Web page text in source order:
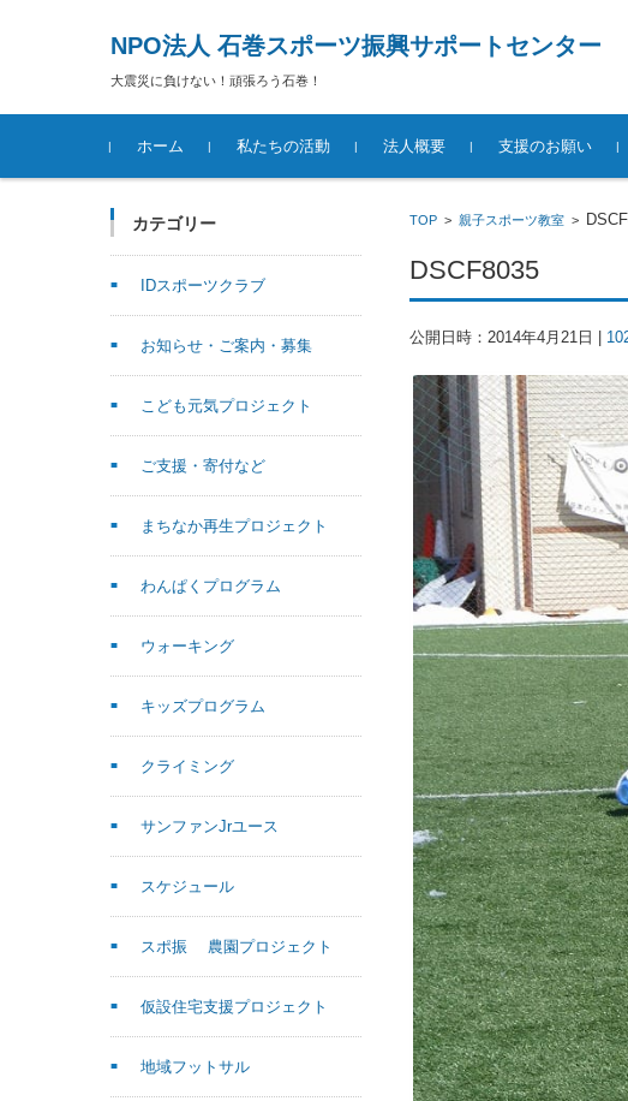
NPO法人 石巻スポーツ振興サポートセンター
大震災に負けない！頑張ろう石巻！
コンテンツに移動
ホーム
私たちの活動 法人概要 支援のお願い
TOP> 親子スポーツ教室>
DSCF8035
公開日時： 2014年4月21日
カテゴリー
IDスポーツクラブ
お知らせ・ご案内・募集
こども元気プロジェクト
ご支援・寄付など
まちなか再生プロジェクト
わんぱくプログラム
ウォーキング
キッズプログラム
クライミング
サンファンJrユース
スケジュール
スポ振 農園プロジェクト
仮設住宅支援プロジェクト
地域フットサル